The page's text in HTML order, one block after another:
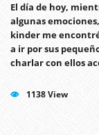
El día de hoy,
algunas
kinder me
a ir por sus
charlar con ellos
1138 View